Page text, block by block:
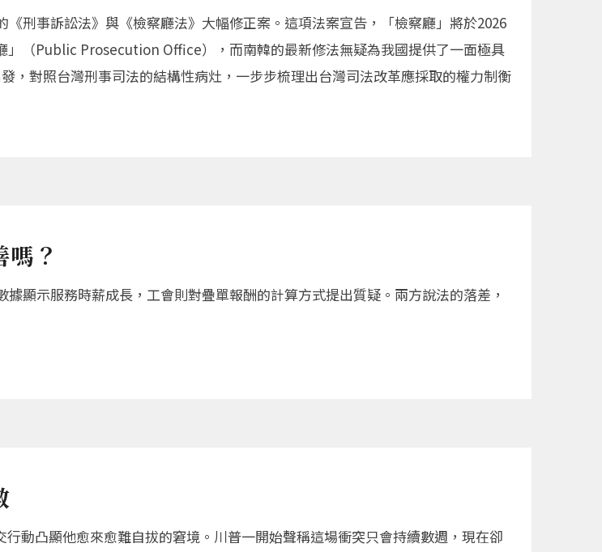
刑事訴訟法》與《檢察廳法》大幅修正案。這項法案宣告，「檢察廳」將於2026
」（Public Prosecution Office），而南韓的最新修法無疑為我國提供了一面極具
，對照台灣刑事司法的結構性病灶，一步步梳理出台灣司法改革應採取的權力制衡
？
顯示服務時薪成長，工會則對疊單報酬的計算方式提出質疑。兩方說法的落差，
動凸顯他愈來愈難自拔的窘境。川普一開始聲稱這場衝突只會持續數週，現在卻